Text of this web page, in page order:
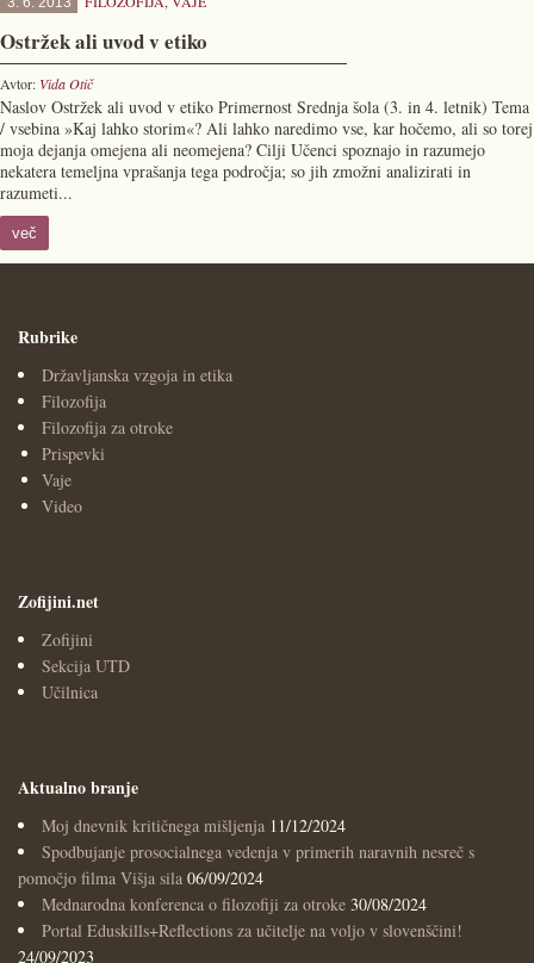
Ostržek ali uvod v etiko
Avtor: Vida Otič
Naslov Ostržek ali uvod v etiko Primernost Srednja šola (3. in 4. letnik) Tema
/ vsebina »Kaj lahko storim«? Ali lahko naredimo vse, kar hočemo, ali so torej
moja dejanja omejena ali neomejena? Cilji Učenci spoznajo in razumejo
nekatera temeljna vprašanja tega področja; so jih zmožni analizirati in
razumeti...
več
Rubrike
Državljanska vzgoja in etika
Filozofija
Filozofija za otroke
Prispevki
Vaje
Video
Zofijini.net
Zofijini
Sekcija UTD
Učilnica
Aktualno branje
Moj dnevnik kritičnega mišljenja 11/12/2024
Spodbujanje prosocialnega vedenja v primerih naravnih nesreč s
pomočjo filma Višja sila 06/09/2024
Mednarodna konferenca o filozofiji za otroke 30/08/2024
Portal Eduskills+Reflections za učitelje na voljo v slovenščini!
24/09/2023